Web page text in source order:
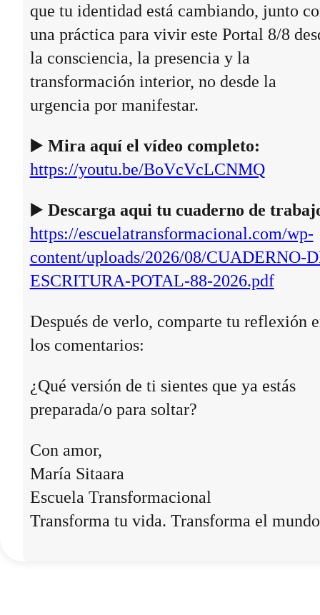
que tu identidad está cambiando, junto
una práctica para vivir este Portal 8/8
la consciencia, la presencia y la
transformación interior, no desde la
urgencia por manifestar.
▶️ Mira aquí el vídeo completo:
https://youtu.be/BoVcVcLCNMQ
▶️ Descarga aqui tu cuaderno de
https://escuelatransformacional.com/wp-
content/uploads/2026/08/CUADERNO-
ESCRITURA-POTAL-88-2026.pdf
Después de verlo, comparte tu reflexión
los comentarios:
¿Qué versión de ti sientes que ya estás
preparada/o para soltar?
Con amor,
María Sitaara
Escuela Transformacional
Transforma tu vida. Transforma el